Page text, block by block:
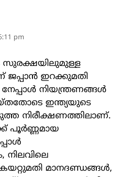
pm
സുരക്ഷയിലുമുള്ള
ഇറക്കുമതി
നിയന്ത്രണങ്ങൾ
ഇന്ത്യയുടെ
നിരീക്ഷണത്തിലാണ്.
പൂർണ്ണമായ
നിലവിലെ
മാനദണ്ഡങ്ങൾ,